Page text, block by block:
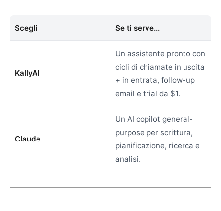
Scegli Se ti serve...
KallyAI
Un assistente pronto con
cicli di chiamate in uscita
+ in entrata, follow-up
email e trial da $1.
Claude
Un AI copilot general-
purpose per scrittura,
pianificazione, ricerca e
analisi.